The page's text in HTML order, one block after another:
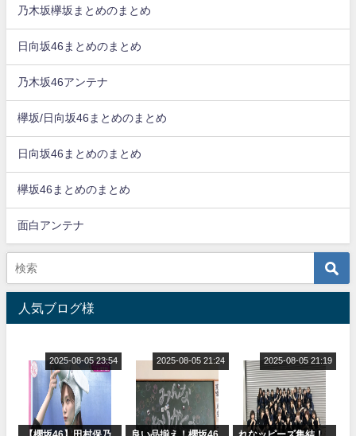
乃木坂欅坂まとめのまとめ
日向坂46まとめのまとめ
乃木坂46アンテナ
欅坂/日向坂46まとめのまとめ
日向坂46まとめのまとめ
欅坂46まとめのまとめ
面白アンテナ
人気ブログ様
2025-08-05 23:54 2025-08-05 21:24 2025-08-05 21:19